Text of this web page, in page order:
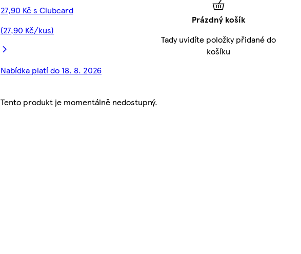
27,90 Kč s Clubcard
(27,90 Kč/kus)
Nabídka platí do 18. 8. 2026
Tento produkt je momentálně nedostupný.
Prázdný košík
Tady uvidíte položky přidané do
košíku